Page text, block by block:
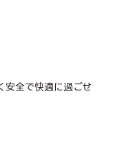
安全で快適に過ごせ